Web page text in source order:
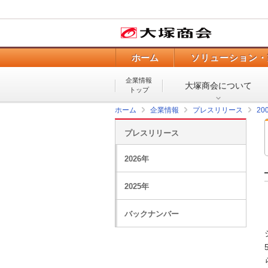
ホーム ソリューション
企業情報
トップ
大塚商会について
ホーム 企業情報 プレスリリース
プレスリリース
2026年
2025年
バックナンバー